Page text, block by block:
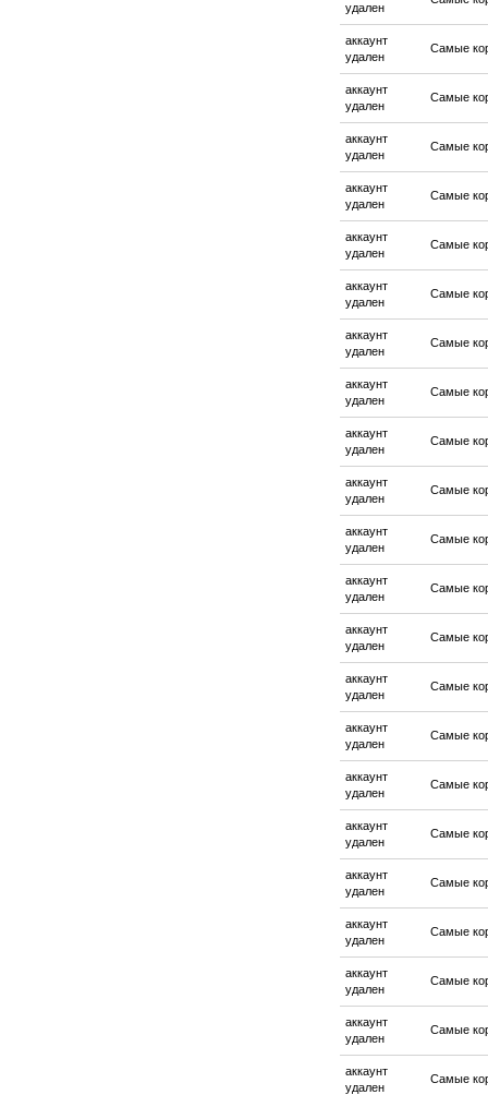
удален
аккаунт
удален
Самые
аккаунт
удален
Самые
аккаунт
удален
Самые
аккаунт
удален
Самые
аккаунт
удален
Самые
аккаунт
удален
Самые
аккаунт
удален
Самые
аккаунт
удален
Самые
аккаунт
удален
Самые
аккаунт
удален
Самые
аккаунт
удален
Самые
аккаунт
удален
Самые
аккаунт
удален
Самые
аккаунт
удален
Самые
аккаунт
удален
Самые
аккаунт
удален
Самые
аккаунт
удален
Самые
аккаунт
удален
Самые
аккаунт
удален
Самые
аккаунт
удален
Самые
аккаунт
удален
Самые
аккаунт
удален
Самые